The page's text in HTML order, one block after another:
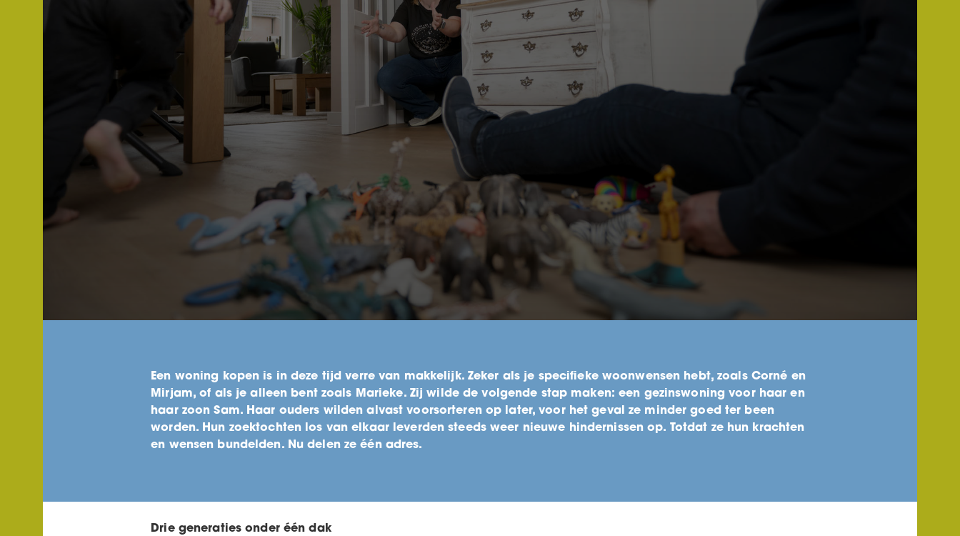
Een woning kopen is in deze tijd verre van makkelijk. Zeker als je specifieke woonwensen hebt, zoals Corné en
Mirjam, of als je alleen bent zoals Marieke. Zij wilde de volgende stap maken: een gezinswoning voor haar en
haar zoon Sam. Haar ouders wildenalvast voorsorteren op later, voor het geval ze minder goed ter been
worden. Hun zoektochten los van elkaar leverden steeds weer nieuwe hindernissen op. Totdat ze hun krachten
en wensen bundelden. Nu delen ze één adres.
Drie generaties onder één dak